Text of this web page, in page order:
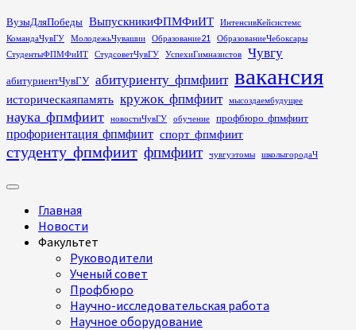
Перейти
к
содержимому
ВузыДляПобеды ВыпускникиФПМФиИТ
ИнтенсивКейсистемс
КомандаЧувГУ
МолодежьЧувашии Образование21
ОбразованиеЧебоксары
СтудентыФПМФиИТ
СтудсоветЧувГУ УспехиГимназистов Чувгу
абитуриентЧувГУ абитуриенту_фпмфиит вакансия
историческаяпамять кружок_фпмфиит мысоздаембудущее
наука_фпмфиит новостиЧувГУ обучение профбюро_фпмфиит
профориентация_фпмфиит спорт_фпмфиит
студенту_фпмфиит фпмфиит чувгуэтомы школыгородаЧ
Основное
Главная
Новости
Факультет
Руководители
Ученый совет
Профбюро
Научно-исследовательская работа
Научное оборудование